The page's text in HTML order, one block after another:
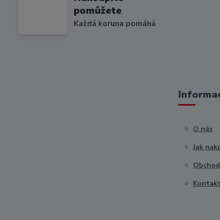
pomůžete
Každá koruna pomáhá
O nás
Jak